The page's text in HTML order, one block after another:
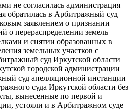
не согласилась администрация
обратилась в Арбитражный суд
заявлением о признании
о перераспределении земель
и снятии образованных в
земельных участков с
суд Иркутской области
городской администрации
суд апелляционной инстанции
суда Иркутской области без
вынесенные по первой и
устояли и в Арбитражном суде